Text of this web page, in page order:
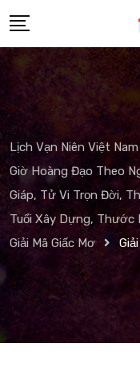
to
content
Lịch Vạn Niên Việt
Giờ Hoàng Đạo Theo
Giáp, Tử Vi Trọn Đời,
Tuổi Xây Dựng, Thước
Giải Mã Giấc Mơ